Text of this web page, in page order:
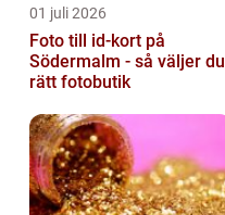
01 juli 2026
Foto till id-kort på
Södermalm - så väljer du
rätt fotobutik